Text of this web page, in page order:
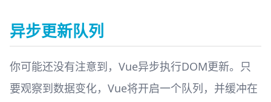
异步更新队列
你可能还没有注意到，Vue异步执行DOM更新。只
要观察到数据变化，Vue将开启一个队列，并缓冲在